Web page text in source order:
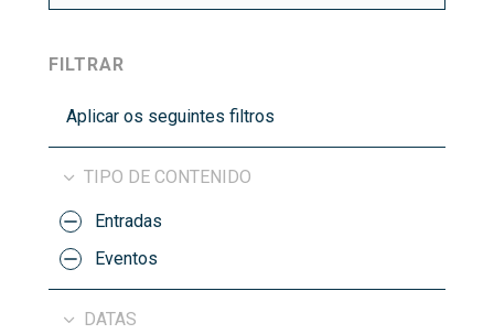
FILTRAR
Aplicar os seguintes filtros
TIPO DE CONTENIDO
Entradas
Eventos
DATAS